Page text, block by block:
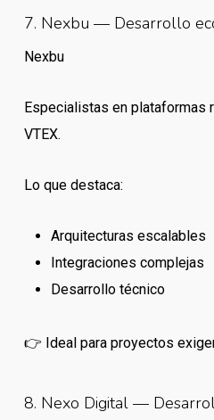
7. Nexbu — Desarrollo
Nexbu
Especialistas en plataformas
VTEX.
Lo que destaca:
Arquitecturas escalables
Integraciones complejas
Desarrollo técnico
👉 Ideal para proyectos
8. Nexo Digital —